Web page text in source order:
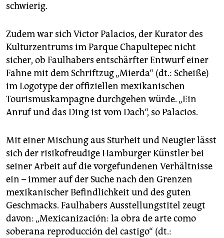
schwierig.
Zudem war sich Victor Palacios, der Kurator des
Kulturzentrums im Parque Chapultepec nicht
sicher, ob Faulhabers entschärfter Entwurf einer
Fahne mit dem Schriftzug „Mierda“ (dt.: Scheiße)
im Logotype der offiziellen mexikanischen
Tourismuskampagne durchgehen würde. „Ein
Anruf und das Ding ist vom Dach“, so Palacios.
Mit einer Mischung aus Sturheit und Neugier lässt
sich der risikofreudige Hamburger Künstler bei
seiner Arbeit auf die vorgefundenen Verhältnisse
ein – immer auf der Suche nach den Grenzen
mexikanischer Befindlichkeit und des guten
Geschmacks. Faulhabers Ausstellungstitel zeugt
davon: „Mexicanización: la obra de arte como
soberana reproducción del castigo“ (dt.: